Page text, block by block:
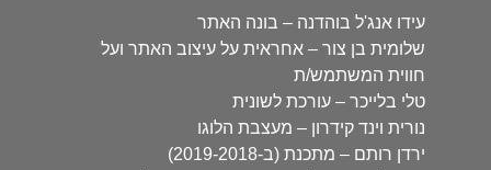
עידו אנג'ל בוהדנה – בונה האתר
שלומית בן צור – אחראית על עיצוב האתר ועל
חווית המשתמש/ת
טלי בלייכר – עורכת לשונית
נורית וינד קידרון – מעצבת הלוגו
ירדן רותם – מתכנת (ב-2019-2018)